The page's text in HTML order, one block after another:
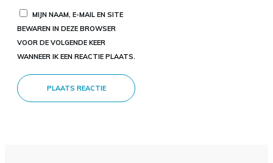
MIJN NAAM, E-MAIL EN SITE
BEWAREN IN DEZE BROWSER
VOOR DE VOLGENDE KEER
WANNEER IK EEN REACTIE PLAATS.
PLAATS REACTIE